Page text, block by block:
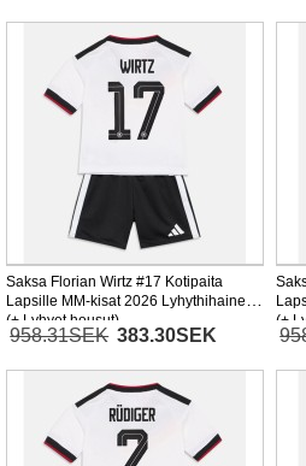
Saksa Florian Wirtz #17 Kotipaita
Lapsille MM-kisat 2026 Lyhythihainen
(+ Lyhyet housut)
958.31SEK 383.30SEK
(+